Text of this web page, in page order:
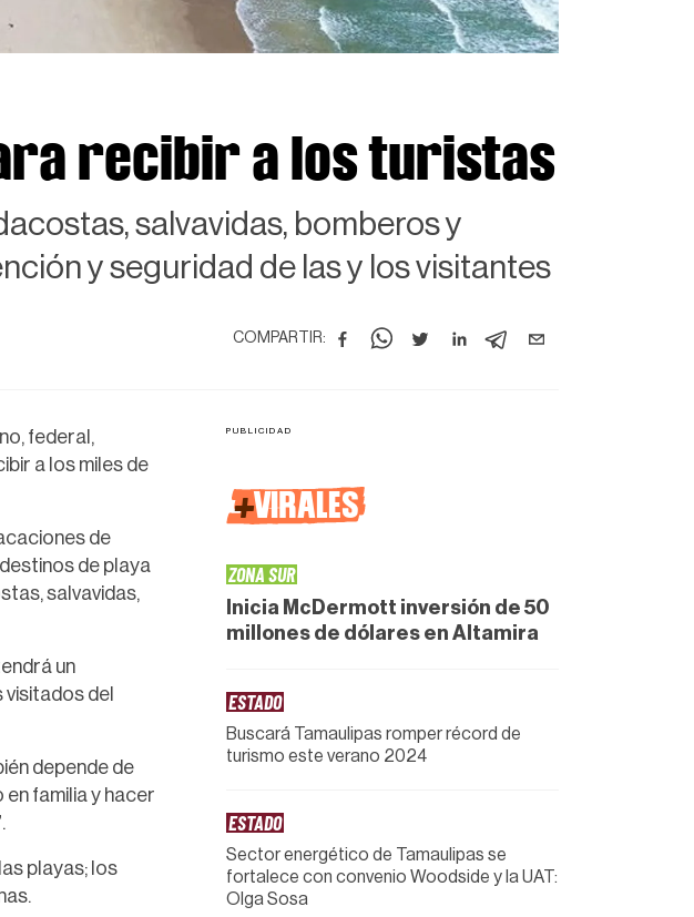
recibir a los turistas
salvavidas, bomberos y
y seguridad de las y los visitantes
COMPARTIR:
federal,
a los miles de
de
de playa
salvavidas,
un
del
depende de
familia y hacer
playas; los
+VIRALES
ZONA SUR
Inicia McDermott inversión de 50
millones de dólares en Altamira
ESTADO
Buscará Tamaulipas romper récord de
turismo este verano 2024
ESTADO
Sector energético de Tamaulipas se
fortalece con convenio Woodside y la UAT:
Olga Sosa